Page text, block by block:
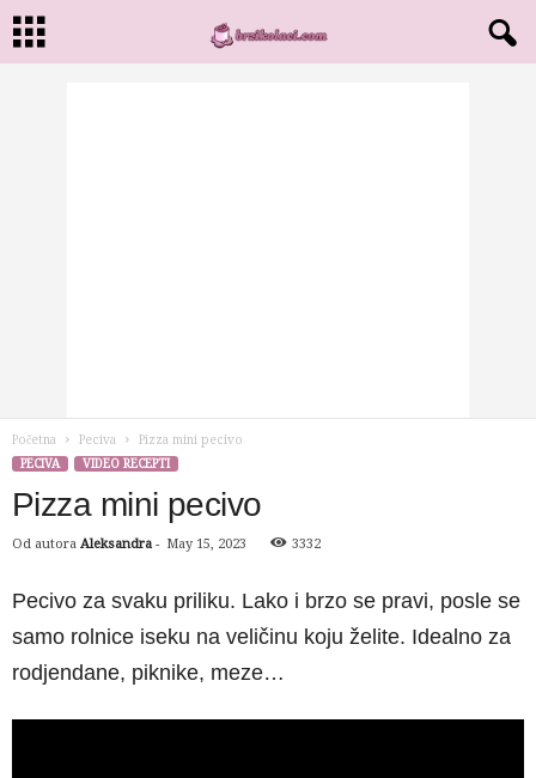
Početna Peciva
Pizza mini pecivo
PECIVA
VIDEO RECEPTI
Pizza mini pecivo
Od autora Aleksandra - May 15, 2023 3332
Pecivo za svaku priliku. Lako i brzo se pravi, posle se
samo rolnice iseku na veličinu koju želite. Idealno za
rodjendane, piknike, meze…